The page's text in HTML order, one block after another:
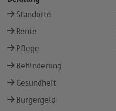
Standorte
Rente
Pflege
Behinderung
Gesundheit
Bürgergeld